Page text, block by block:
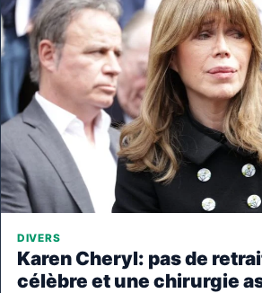
DIVERS
Karen Cheryl: pas de
célèbre et une chirurgie